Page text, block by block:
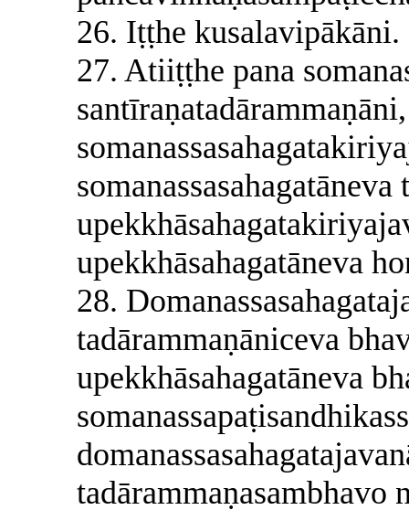
26. Iṭṭhe kusalavipākāni.
27. Atiiṭṭhe pana
upekkhāsahagatāneva
28.
tadārammaṇāniceva
upekkhāsahagatāneva
tadārammaṇasambhavo